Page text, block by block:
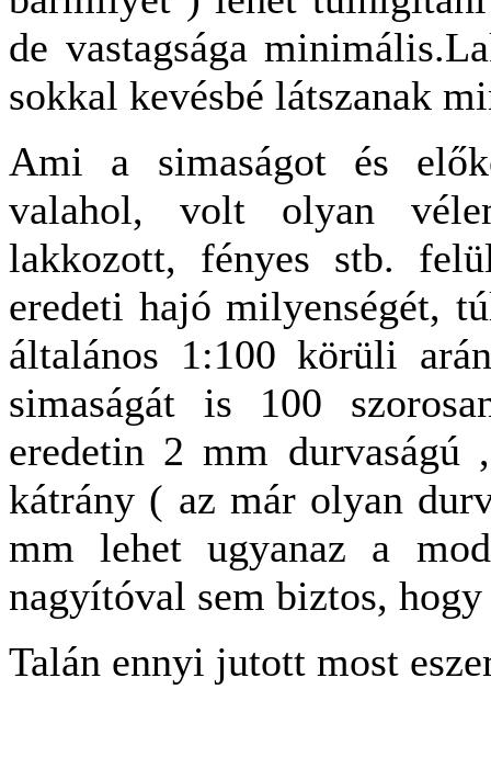
de vastagsága
sokkal kevésbé látszanak
Ami a simaságot és
valahol, volt olyan
lakkozott, fényes stb.
eredeti hajó milyenségét,
általános 1:100 körüli
simaságát is 100
eredetin 2 mm
kátrány ( az már olyan
mm lehet ugyanaz a
nagyítóval sem biztos,
Talán ennyi jutott most